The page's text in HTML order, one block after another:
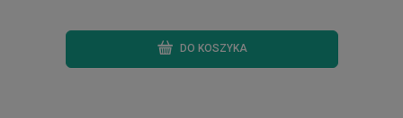
DO KOSZYKA